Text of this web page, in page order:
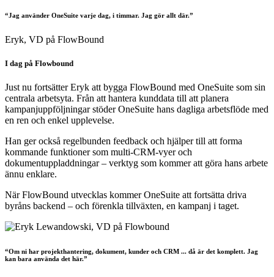
“Jag använder OneSuite varje dag, i timmar. Jag gör allt där.”
Eryk, VD på FlowBound
I dag på Flowbound
Just nu fortsätter Eryk att bygga FlowBound med OneSuite som sin
centrala arbetsyta. Från att hantera kunddata till att planera
kampanjuppföljningar stöder OneSuite hans dagliga arbetsflöde med
en ren och enkel upplevelse.
Han ger också regelbunden feedback och hjälper till att forma
kommande funktioner som multi-CRM-vyer och
dokumentuppladdningar – verktyg som kommer att göra hans arbete
ännu enklare.
När FlowBound utvecklas kommer OneSuite att fortsätta driva
byråns backend – och förenkla tillväxten, en kampanj i taget.
“Om ni har projekthantering, dokument, kunder och CRM ... då är det komplett. Jag
kan bara använda det här.”